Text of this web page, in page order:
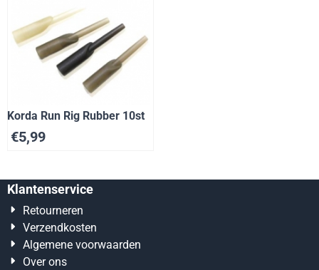
Korda Run Rig Rubber 10st
€5,99
Klantenservice
Retourneren
Verzendkosten
Algemene voorwaarden
Over ons